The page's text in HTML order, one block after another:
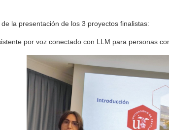
la presentación de los 3 proyectos finalistas:
por voz conectado con LLM para personas